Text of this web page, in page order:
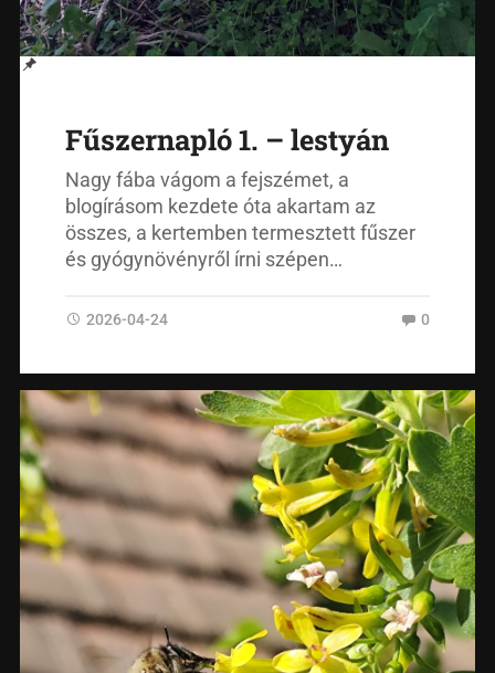
Fűszernapló 1. – lestyán
Nagy fába vágom a fejszémet, a
blogírásom kezdete óta akartam az
összes, a kertemben termesztett fűszer
és gyógynövényről írni szépen…
2026-04-24 0